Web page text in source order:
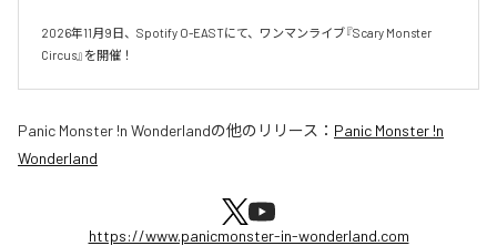
2026年11月9日、Spotify O-EASTにて、ワンマンライブ『Scary Monster
Circus』を開催！
Panic Monster !n Wonderlandの他のリリース： Panic Monster !n
Wonderland
https://www.panicmonster-in-wonderland.com